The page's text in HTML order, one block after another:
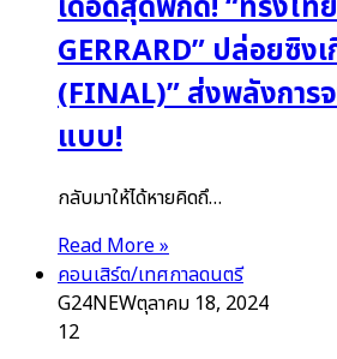
เดือดสุดพิกัด! “ทรงไท
GERRARD” ปล่อยซิง
(FINAL)” ส่งพลังการ
แบบ!
กลับมาให้ได้หายคิดถึ…
Read More »
คอนเสิร์ต/เทศกาลดนตรี
G24NEWตุลาคม 18, 2024
12